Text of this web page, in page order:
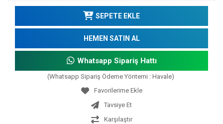
SEPETE EKLE
HEMEN SATIN AL
Whatsapp Sipariş Hattı
(Whatsapp Sipariş Ödeme Yöntemi : Havale)
Tavsiye Et
Karşılaştır